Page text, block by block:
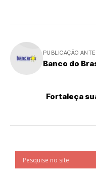
PUBLICAÇÃO
Banco do
Fortaleça